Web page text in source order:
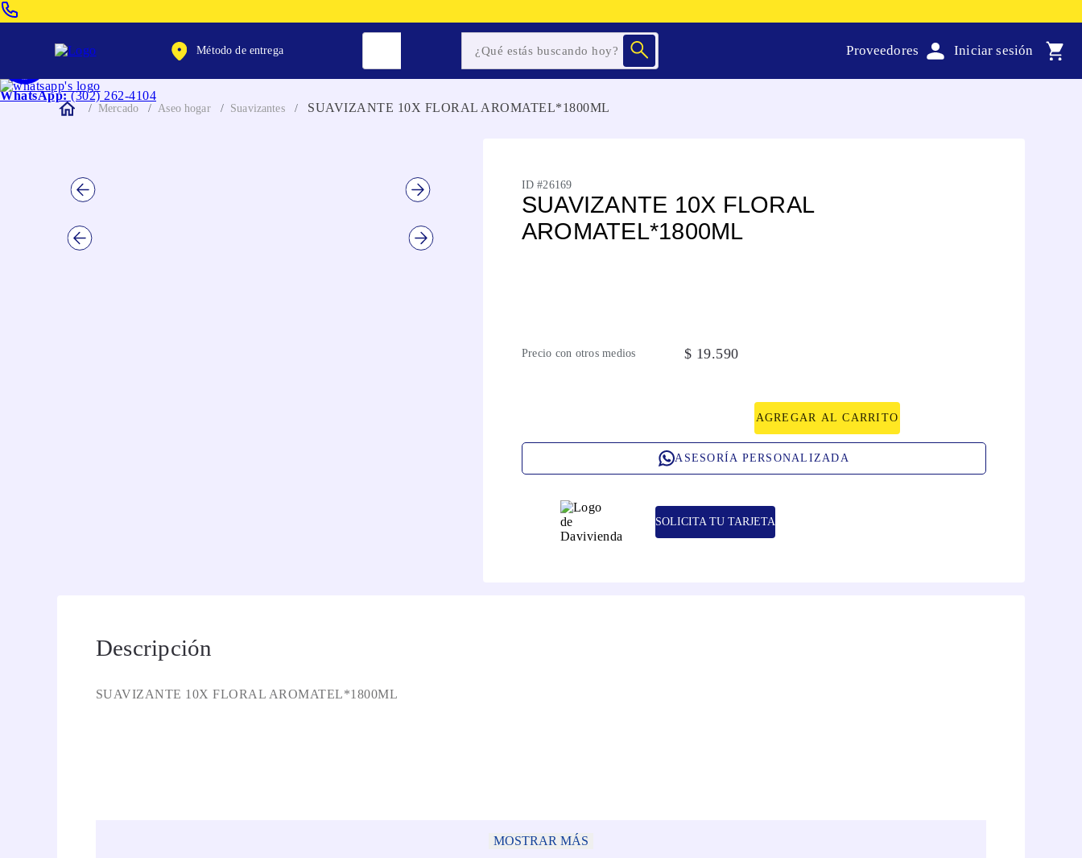
WhatsApp: (302) 262-4104
Método de entrega Proveedores
Mercado Aseo hogar Suavizantes SUAVIZANTE 10X FLORAL AROMATEL*1800ML
ID #26169
SUAVIZANTE 10X FLORAL
AROMATEL*1800ML
Precio con otros medios $ 19.590
AGREGAR AL CARRITO
ASESORÍA PERSONALIZADA
SOLICITA TU TARJETA
Descripción
SUAVIZANTE 10X FLORAL AROMATEL*1800ML
MOSTRAR MÁS